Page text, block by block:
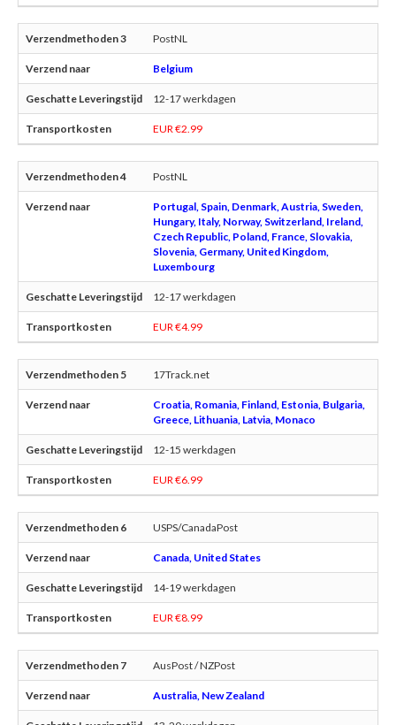
PostNL
Belgium
12-17 werkdagen
EUR €2.99
PostNL
Portugal, Spain, Denmark, Austria, Sweden,
Hungary, Italy, Norway, Switzerland, Ireland,
Czech Republic, Poland, France, Slovakia,
Slovenia, Germany, United Kingdom,
Luxembourg
12-17 werkdagen
EUR €4.99
17Track.net
Croatia, Romania, Finland, Estonia, Bulgaria,
Greece, Lithuania, Latvia, Monaco
12-15 werkdagen
EUR €6.99
USPS/CanadaPost
Canada, United States
14-19 werkdagen
EUR €8.99
AusPost / NZPost
Australia, New Zealand